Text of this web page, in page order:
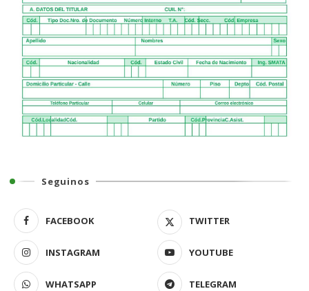
Seguinos
FACEBOOK TWITTER
INSTAGRAM YOUTUBE
WHATSAPP TELEGRAM